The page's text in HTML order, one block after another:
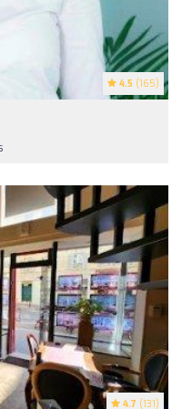
4.5 (165)
4.7 (131)